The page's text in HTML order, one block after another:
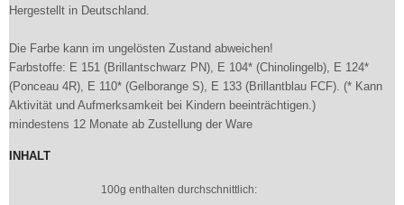
Hergestellt in Deutschland.
Die Farbe kann im ungelösten Zustand abweichen!
Farbstoffe: E 151 (Brillantschwarz PN), E 104* (Chinolingelb), E 124*
(Ponceau 4R), E 110* (Gelborange S), E 133 (Brillantblau FCF). (* Kann
Aktivität und Aufmerksamkeit bei Kindern beeinträchtigen.)
mindestens 12 Monate ab Zustellung der Ware
INHALT
100g enthalten durchschnittlich: